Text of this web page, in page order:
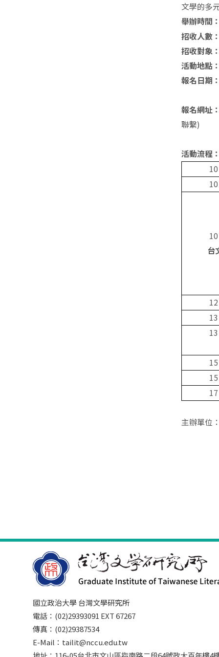
文學的多
舉辦時間
招收人數
招收對象
活動地點
報名日期
報名網址
聯繫)
活動流程
10
10
10
台
12
13
13
15
15
17
主辦單位
國立政治大學 台灣文學研究所
電話：(02)29393091 EXT 67267
傳真：(02)29387534
E-Mail：tailit@nccu.edu.tw